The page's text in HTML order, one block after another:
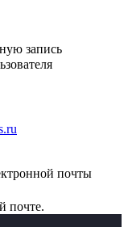
запись
почты
почте.